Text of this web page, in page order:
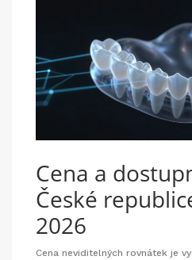
Cena a
České
2026
Cena neviditelných rovnátek je